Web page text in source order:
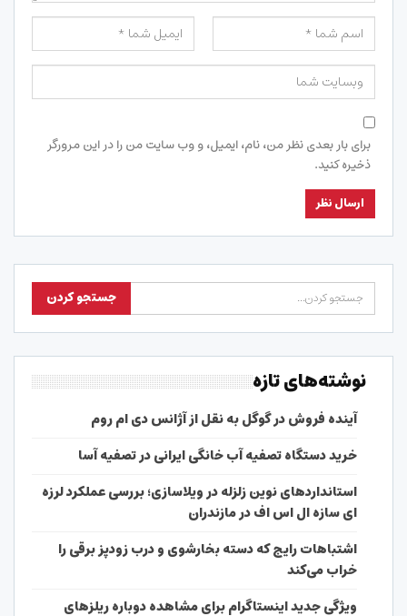
برای بار بعدی نظر من، نام، ایمیل، و وب سایت من را در این مرورگر
ذخیره کنید.
نوشته‌های تازه
آینده فروش در گوگل به نقل از آژانس دی ام روم
خرید دستگاه تصفیه آب خانگی ایرانی در تصفیه آسا
استانداردهای نوین زلزله در ویلاسازی؛ بررسی عملکرد لرزه
ای سازه ال اس اف در مازندران
اشتباهات رایج که دسته بخارشوی و درب زودپز برقی را
خراب می‌کند
ویژگی جدید اینستاگرام برای مشاهده دوباره ریلزهای